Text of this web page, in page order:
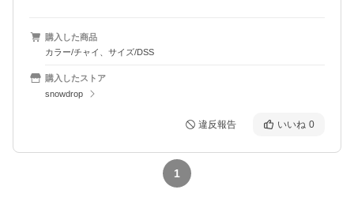
購入した商品
カラー/チャイ、サイズ/DSS
購入したストア
snowdrop
違反報告 いいね 0
1